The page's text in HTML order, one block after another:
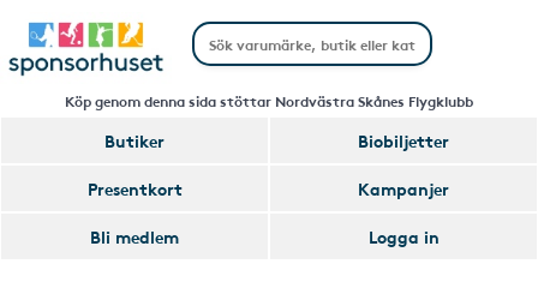
Köp genom denna sida stöttar Nordvästra Skånes Flygklubb
Butiker
Biobiljetter
Presentkort
Kampanjer
Bli medlem
Logga in